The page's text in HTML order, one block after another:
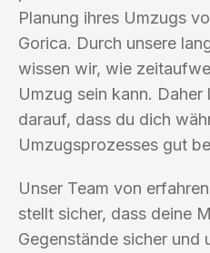
Planung ihres Umzugs
Gorica. Durch unsere
wissen wir, wie
Umzug sein kann.
darauf, dass du dich
Umzugsprozesses gut
Unser Team von
stellt sicher, dass deine
Gegenstände sicher